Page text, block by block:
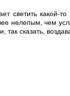
светить какой-
нелепым, чем
сказать,